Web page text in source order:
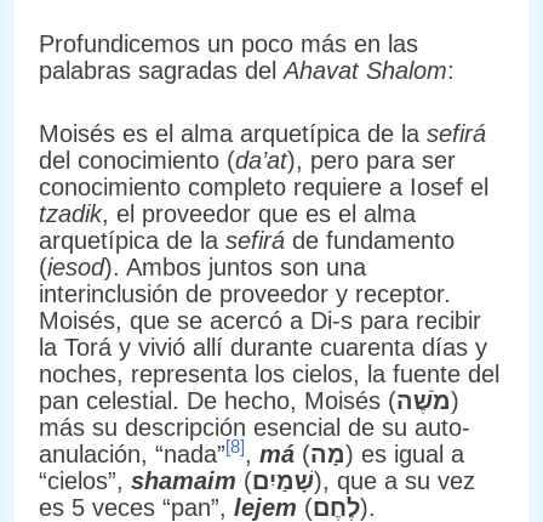
Profundicemos un poco más en las
palabras sagradas delAhavat Shalom:
Moisés es el alma arquetípica de la sefirá
del conocimiento (da’at), pero para ser
conocimiento completo requiere a Iosef el
tzadik, el proveedor que es el alma
arquetípica de la sefirá de fundamento
(iesod). Ambos juntos son una
interinclusión de proveedor y receptor.
Moisés, que se acercó a Di-s para recibir
la Torá y vivió allí durante cuarenta días y
noches, representa los cielos, la fuente del
pan celestial. De hecho, Moisés (מֹשֶׁה)
más su descripción esencial de su auto-
anulación, “nada”[8], má (מָה) es igual a
“cielos”, shamaim (שָׁמַיִם), que a su vez
es 5 veces “pan”, lejem (לֶחֶם).